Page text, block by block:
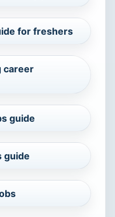
for freshers
career
guide
guide